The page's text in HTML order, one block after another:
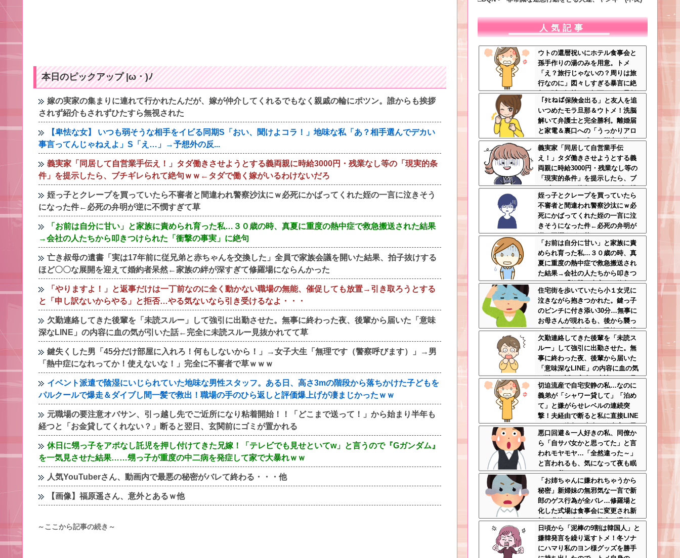
本日のピックアップ |ω・)ﾉ
嫁の実家の集まりに連れて行かれたんだが、嫁が仲介してくれるでもなく親戚の輪にポツン。誰からも挨拶
されず紹介もされずひたすら無視された
【卑怯な女】 いつも弱そうな相手をイビる同期S「おい、聞けよコラ！」地味な私「あ？相手選んでデカい
事言ってんじゃねえよ」S「え…」→予想外の反...
義実家「同居して自営業手伝え！」タダ働きさせようとする義両親に時給3000円・残業なし等の「現実的条
件」を提示したら、ブチギレられて絶句ｗｗ←タダで働く嫁がいるわけないだろ
姪っ子とクレープを買っていたら不審者と間違われ警察沙汰にｗ必死にかばってくれた姪の一言に泣きそう
になった件←必死の弁明が逆に不憫すぎて草
「お前は自分に甘い」と家族に責められ育った私…３０歳の時、真夏に重度の熱中症で救急搬送された結果
→会社の人たちから叩きつけられた「衝撃の事実」に絶句
亡き叔母の遺書「実は17年前に従兄弟と赤ちゃんを交換した」全員で家族会議を開いた結果、拍子抜けする
ほど〇〇な展開を迎えて婚約者呆然←家族の絆が深すぎて修羅場にならんかった
「やりますよ！」と返事だけは一丁前なのに全く動かない職場の無能、催促しても放置→引き取ろうとする
と「申し訳ないからやる」と拒否…やる気ないなら引き受けるなよ・・・
欠勤連絡してきた後輩を「未読スルー」して強引に出勤させた。無事に終わった夜、後輩から届いた「意味
深なLINE」の内容に血の気が引いた話←完全に未読スルー見抜かれてて草
鍵失くした男「45分だけ部屋に入れろ！何もしないから！」→女子大生「無理です（警察呼びます）」→男
「熱中症になれってか！使えないな！」完全に不審者で草ｗｗｗ
イベント派遣で陰湿にいじられていた地味な男性スタッフ。ある日、高さ3mの階段から落ちかけた子どもを
パルクールで爆走＆ダイブし間一髪で救出！職場の手のひら返しと評価爆上げが凄まじかったｗｗ
元職場の要注意オバサン、引っ越し先でご近所になり粘着開始！！「どこまで送って！」から始まり半年も
経つと「お金貸してくれない？」断ると翌日、玄関前にゴミが置かれる
休日に甥っ子をアポなし託児を押し付けてきた兄嫁！「テレビでも見せといてw」と言うので『Gガンダム』
を一気見させた結果……甥っ子が重度の中二病を発症して家で大暴れｗｗ
人気YouTuberさん、動画内で最悪の秘密がバレて終わる・・・他
【画像】福原遥さん、意外とあるｗ他
～ここから記事の続き～
人気記事
ウトの還暦祝いにホテル食事会と
孫手作りの湯のみを用意。トメ
「え？旅行じゃないの？周りは旅
行なのに」図々しすぎる暴言に絶
句←孫の気持ちを無下にする最低
ババア
「ﾀﾋねば保険金出る」と友人を追
いつめたモラ旦那＆ウトメ！洗脳
解いて弁護士と完全勝利。離婚届
と家電＆裏口への「うっかりアロ
ンアルファ」を残して脱出←悔し
泣きしながらやることがエグくて
草
義実家「同居して自営業手伝
え！」タダ働きさせようとする義
両親に時給3000円・残業なし等の
「現実的条件」を提示したら、ブ
チギレられて絶句ｗｗ←タダで働
く嫁がいるわけないだろ
姪っ子とクレープを買っていたら
不審者と間違われ警察沙汰にｗ必
死にかばってくれた姪の一言に泣
きそうになった件←必死の弁明が
逆に不憫すぎて草
「お前は自分に甘い」と家族に責
められ育った私…３０歳の時、真
夏に重度の熱中症で救急搬送され
た結果→会社の人たちから叩きつ
けられた「衝撃の事実」に絶句
住宅街を歩いていたら小１女児に
泣きながら抱きつかれた。鍵っ子
のピンチに付き添い30分…無事に
お母さんが現れるも、後から襲っ
てきた「不審者扱いの恐怖」←親
切心が裏目に出るかもしれない世
の中怖すぎる
欠勤連絡してきた後輩を「未読ス
ルー」して強引に出勤させた。無
事に終わった夜、後輩から届いた
「意味深なLINE」の内容に血の気
が引いた話←完全に未読スルー見
抜かれてて草
切迫流産で自宅安静の私…なのに
義弟が「シャワー貸して」「泊め
て」と嫌がらせレベルの連続突
撃！夫経由で断ると私に直接LINE
してきて絶句←大人しく自宅の風
呂に入れよ
悪口回避＆一人好きの私、同僚か
ら「自サバ女かと思ってた」と言
われモヤモヤ…「全然違った～」
と言われるも、気になって夜も眠
れない私はどこがサバサバ？←ネ
チネチ気にしてる時点で自サバじ
ゃない
「お姉ちゃんに嫌われちゃうから
秘密」新婦妹の無邪気な一言で新
郎のゲス行為が全バレ…修羅場と
化した式場は食事会に変更され新
郎は悲惨な末路へ←警察に通報さ
れてもおかしくないレベル
日頃から「泥棒の9割は韓国人」と
嫌韓発言を繰り返すトメ！冬ソナ
にハマり私のヨン様グッズを勝手